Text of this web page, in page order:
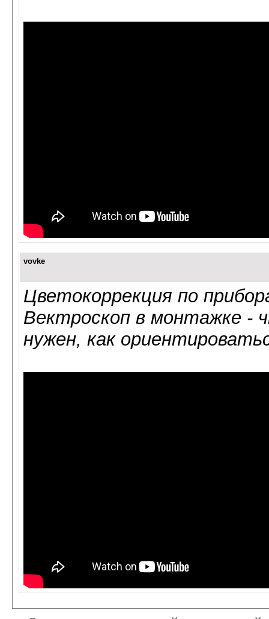
vovke
Цветокоррекция по
Вектроскоп в монтажке -
нужен, как